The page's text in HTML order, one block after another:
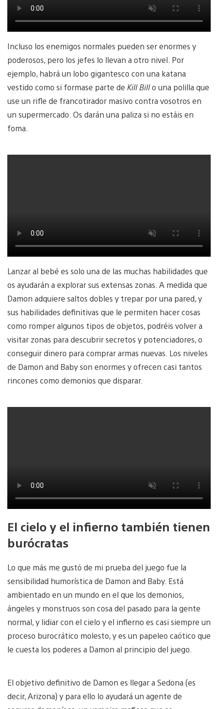
Incluso los enemigos normales pueden ser enormes y
poderosos, pero los jefes lo llevan a otro nivel. Por
ejemplo, habrá un lobo gigantesco con una katana
vestido como si formase parte de Kill Billo una polilla que
use un rifle de francotirador masivo contra vosotros en
un supermercado. Os darán una paliza si no estáis en
foma.
Lanzar al bebé es solo una de las muchas habilidades que
os ayudarán a explorar sus extensas zonas. A medida que
Damon adquiere saltos dobles y trepar por una pared, y
sus habilidades definitivas que le permiten hacer cosas
como romper algunos tipos de objetos, podréis volver a
visitar zonas para descubrir secretos y potenciadores, o
conseguir dinero para comprar armas nuevas. Los niveles
de Damon and Baby son enormes y ofrecen casi tantos
rincones como demonios que disparar.
El cielo y el infierno también tienen
burócratas
Lo que más me gustó de mi prueba del juego fue la
sensibilidad humorística de Damon and Baby. Está
ambientado en un mundo en el que los demonios,
ángeles y monstruos son cosa del pasado para la gente
normal, y lidiar con el cielo y el infierno es casi siempre un
proceso burocrático molesto, y es un papeleo caótico que
le cuesta los poderes a Damon al principio del juego.
El objetivo definitivo de Damon es llegar a Sedona (es
decir, Arizona) y para ello lo ayudará un agente de